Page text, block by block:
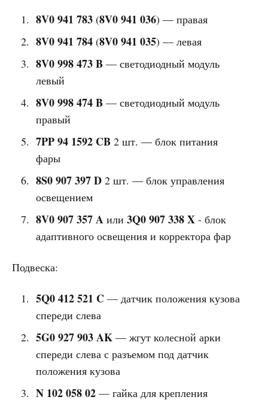
8V0 941 783(8V0 941 036) — правая
8V0 941 784(8V0 941 035) — левая
8V0 998 473 B — светодиодный модуль
левый
8V0 998 474 B — светодиодный модуль
правый
7PP 94 1592 CB 2 шт. — блок питания
фары
8S0 907 397 D2 шт. — блок управления
освещением
8V0 907 357 Aили 3Q0 907 338 X- блок
адаптивного освещения и корректора фар
Подвеска:
5Q0 412 521 C— датчик положения кузова
спереди слева
5G0 927 903 AK— жгут колесной арки
спереди слева с разъемом под датчик
положения кузова
N 102 058 02— гайка для крепления